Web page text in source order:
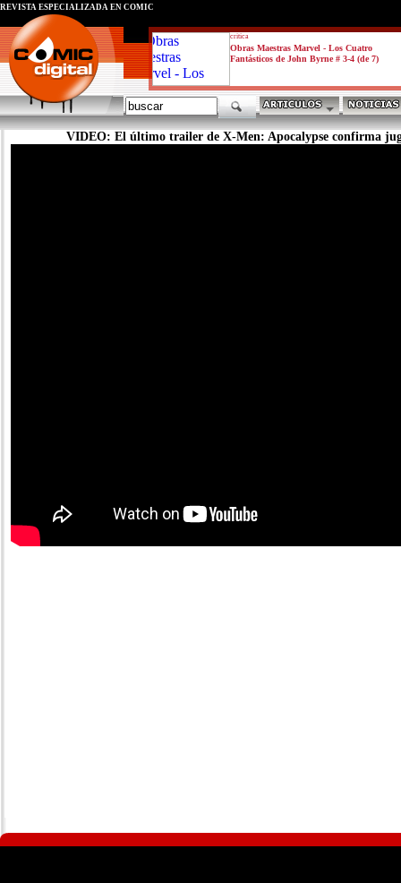
critica
Obras Maestras Marvel - Los Cuatro
Fantásticos de John Byrne # 3-4 (de 7)
REVISTA ESPECIALIZADA EN CÓMIC
VIDEO: El último trailer de X-Men: Apocalypse confirma